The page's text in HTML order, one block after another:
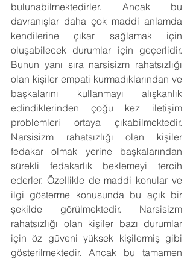
bulunabilmektedirler. Ancak bu
davranışlar daha çok maddi anlamda
kendilerine çıkar sağlamak için
oluşabilecek durumlar için geçerlidir.
Bunun yanı sıra narsisizm rahatsızlığı
olan kişiler empati kurmadıklarından ve
başkalarını kullanmayı alışkanlık
edindiklerinden çoğu kez iletişim
problemleri ortaya çıkabilmektedir.
Narsisizm rahatsızlığı olan kişiler
fedakar olmak yerine başkalarından
sürekli fedakarlık beklemeyi tercih
ederler. Özellikle de maddi konular ve
ilgi gösterme konusunda bu açık bir
şekilde görülmektedir. Narsisizm
rahatsızlığı olan kişiler bazı durumlar
için öz güveni yüksek kişilermiş gibi
gösterilmektedir. Ancak bu tamamen